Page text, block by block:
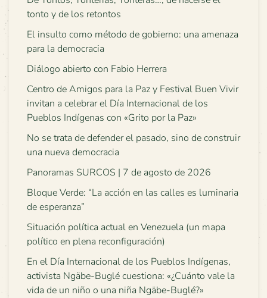
tonto y de los retontos
El insulto como método de gobierno: una amenaza
para la democracia
Diálogo abierto con Fabio Herrera
Centro de Amigos para la Paz y Festival Buen Vivir
invitan a celebrar el Día Internacional de los
Pueblos Indígenas con «Grito por la Paz»
No se trata de defender el pasado, sino de construir
una nueva democracia
Panoramas SURCOS | 7 de agosto de 2026
Bloque Verde: “La acción en las calles es luminaria
de esperanza”
Situación política actual en Venezuela (un mapa
político en plena reconfiguración)
En el Día Internacional de los Pueblos Indígenas,
activista Ngäbe-Buglé cuestiona: «¿Cuánto vale la
vida de un niño o una niña Ngäbe-Buglé?»